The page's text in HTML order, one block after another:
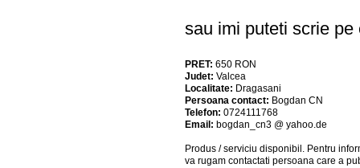
sau imi puteti scrie
PRET: 650 RON
Judet: Valcea
Localitate: Dragasani
Persoana contact: Bogdan CN
Telefon: 0724111768
Email: bogdan_cn3 @ yahoo.de
Produs / serviciu disponibil . Pentru
va rugam contactati persoana care a